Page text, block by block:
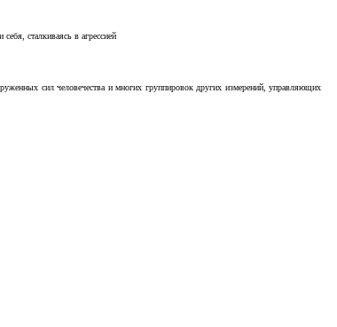
сталкиваясь в агрессией
сил человечества и многих группировок других измерений, управляющих